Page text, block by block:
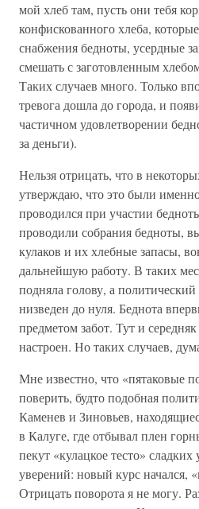
мой хлеб там, пусть они тебя
конфискованного хлеба,
снабжения бедноты, усердные
смешать с заготовленным
Таких случаев много. Только
тревога дошла до города, и
частичном удовлетворении
за деньги).
Нельзя отрицать, что в
утверждаю, что это были
проводился при участии
проводили собрания бедноты,
кулаков и их хлебные запасы,
дальнейшую работу. В таких
подняла голову, а политический
низведен до нуля. Беднота
предметом забот. Тут и
настроен. Но таких случаев,
Мне известно, что «пятаковые
поверить, будто подобная
Каменев и Зиновьев,
в Калуге, где отбывал плен
пекут «кулацкое тесто»
уверений: новый курс начался,
Отрицать поворота я не могу.